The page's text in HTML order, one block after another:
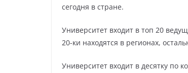
сегодня в стране.
Университет входит в топ 20
20-ки находятся в регионах,
Университет входит в десятку по